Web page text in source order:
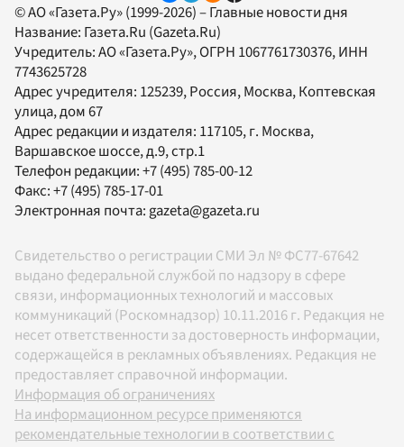
© АО «Газета.Ру» (1999-2026) – Главные новости дня
Название: Газета.Ru (Gazeta.Ru)
Учредитель:АО «Газета.Ру», ОГРН 1067761730376, ИНН
7743625728
Адрес учредителя: 125239, Россия, Москва, Коптевская
улица, дом 67
Адрес редакции и издателя: 117105, г. Москва,
Варшавское шоссе, д.9, стр.1
Телефон редакции:+7 (495) 785-00-12
Факс:+7 (495) 785-17-01
Электронная почта: gazeta@gazeta.ru
Свидетельство о регистрации СМИ Эл № ФС77-67642
выдано федеральной службой по надзору в сфере
связи, информационных технологий и массовых
коммуникаций (Роскомнадзор) 10.11.2016 г. Редакция не
несет ответственности за достоверность информации,
содержащейся в рекламных объявлениях. Редакция не
предоставляет справочной информации.
Информация об ограничениях
На информационном ресурсе применяются
рекомендательные технологии в соответствии с